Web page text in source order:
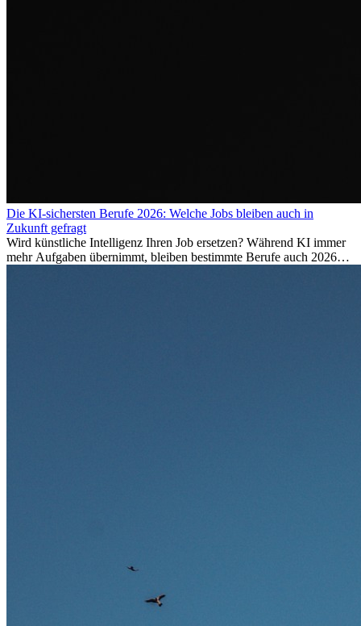
Die KI-sichersten Berufe 2026: Welche Jobs bleiben auch in
Zukunft gefragt
Wird künstliche Intelligenz Ihren Job ersetzen? Während KI immer
mehr Aufgaben übernimmt, bleiben bestimmte Berufe auch 2026